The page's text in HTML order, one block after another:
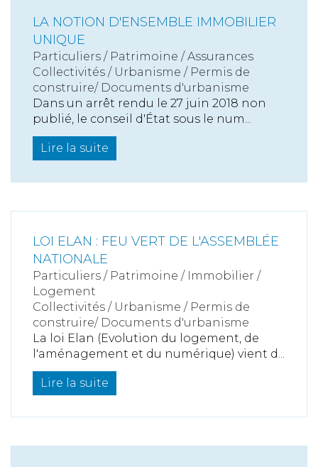
LA NOTION D'ENSEMBLE IMMOBILIER
UNIQUE
Particuliers / Patrimoine /Assurances
Collectivités / Urbanisme / Permis de
construire/ Documents d'urbanisme
Dans un arrêt rendu le 27 juin 2018 non
publié, le conseil d'État sous le num...
Lire la suite
LOI ELAN : FEU VERT DE L'ASSEMBLÉE
NATIONALE
Particuliers / Patrimoine / Immobilier /
Logement
Collectivités / Urbanisme / Permis de
construire/ Documents d'urbanisme
La loi Elan (Evolution du logement, de
l'aménagement et du numérique) vient d...
Lire la suite